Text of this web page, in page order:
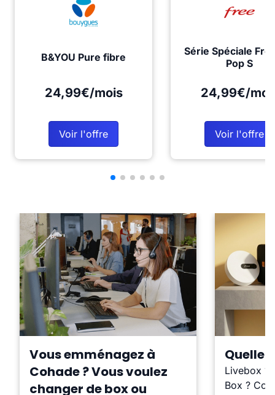
B&YOU Pure fibre
24,99€/mois
Voir l'offre
Série Spéciale
Pop S
24,99€/
Voir l'offre
Vous emménagez à
Cohade ? Vous voulez
changer de box ou
Quelle
Livebox ?
Box ?